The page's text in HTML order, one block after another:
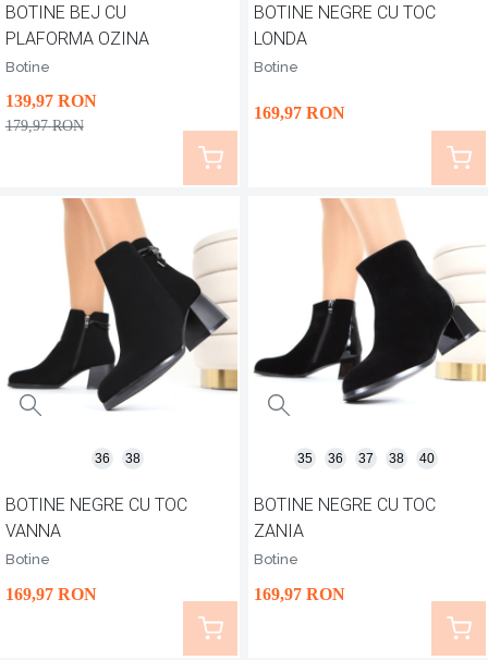
BOTINE BEJ CU
PLAFORMA OZINA
Botine
139,97 RON
179,97 RON
BOTINE NEGRE CU TOC
LONDA
Botine
169,97 RON
BOTINE NEGRE CU TOC
VANNA
Botine
169,97 RON
36 38
BOTINE NEGRE CU TOC
ZANIA
Botine
169,97 RON
35 36 37 38 40